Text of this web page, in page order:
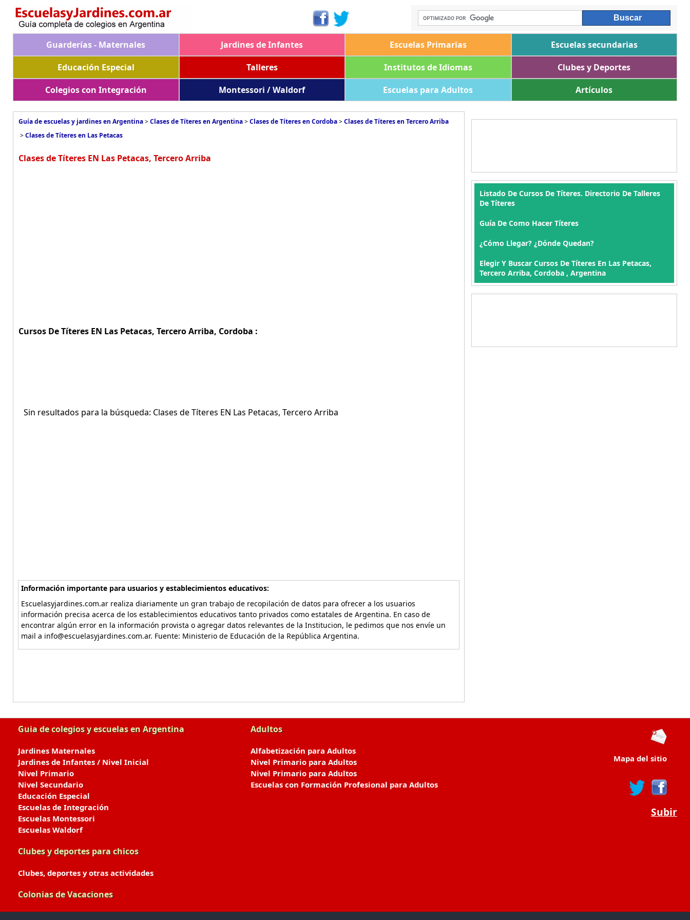
Guarderías - Maternales Jardines de Infantes Escuelas Primarias
Escuelas secundarias
Educación Especial
Talleres Institutos de Idiomas
Clubes y Deportes
Colegios con Integración
Montessori / Waldorf Escuelas para Adultos Artículos
Guía de escuelas y jardines en Argentina>Clases de Títeres en Argentina>Clases de Títeres en Cordoba>Clases de Títeres en Tercero Arriba
>Clases de Títeres en Las Petacas
Clases de Títeres EN Las Petacas, Tercero Arriba
Cursos De Títeres EN Las Petacas, Tercero Arriba, Cordoba :
Sin resultados para la búsqueda: Clases de Títeres EN Las Petacas, Tercero Arriba
Información importante para usuarios y establecimientos educativos:
Escuelasyjardines.com.ar realiza diariamente un gran trabajo de recopilación de datos para ofrecer a los usuarios
información precisa acerca de los establecimientos educativos tanto privados como estatales de Argentina. En caso de
encontrar algún error en la información provista o agregar datos relevantes de la Institucion, le pedimos que nos envíe un
mail a info@escuelasyjardines.com.ar. Fuente: Ministerio de Educación de la República Argentina.
Listado De Cursos De Títeres. Directorio De Talleres
De Títeres
Guía De Como Hacer Títeres
¿Cómo Llegar? ¿Dónde Quedan?
Elegir Y Buscar Cursos De Títeres En Las Petacas,
Tercero Arriba, Cordoba , Argentina
Guia de colegios y escuelas en Argentina
Jardines Maternales
Jardines de Infantes / Nivel Inicial
Nivel Primario
Nivel Secundario
Educación Especial
Escuelas de Integración
Escuelas Montessori
Escuelas Waldorf
Clubes y deportes para chicos
Clubes, deportes y otras actividades
Colonias de Vacaciones
Adultos
Alfabetización para Adultos
Nivel Primario para Adultos
Nivel Primario para Adultos
Escuelas con Formación Profesional para Adultos
Mapa del sitio
Subir